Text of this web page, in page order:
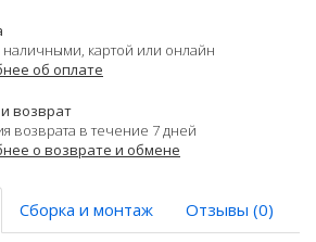
наличными, картой или онлайн
об оплате
возврат
возврата в течение 7 дней
о возврате и обмене
Сборка и монтаж Отзывы (0)